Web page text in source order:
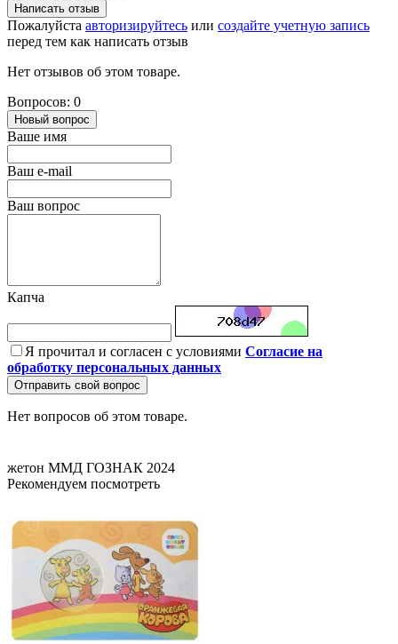
Написать отзыв
Пожалуйста авторизируйтесь или создайте учетную запись
перед тем как написать отзыв
Нет отзывов об этом товаре.
Вопросов: 0
Новый вопрос
Ваше имя
Ваш e-mail
Ваш вопрос
Капча
Я прочитал и согласен с условиями Согласие на
обработку персональных данных
Отправить свой вопрос
Нет вопросов об этом товаре.
жетон ММД ГОЗНАК 2024
Рекомендуем посмотреть